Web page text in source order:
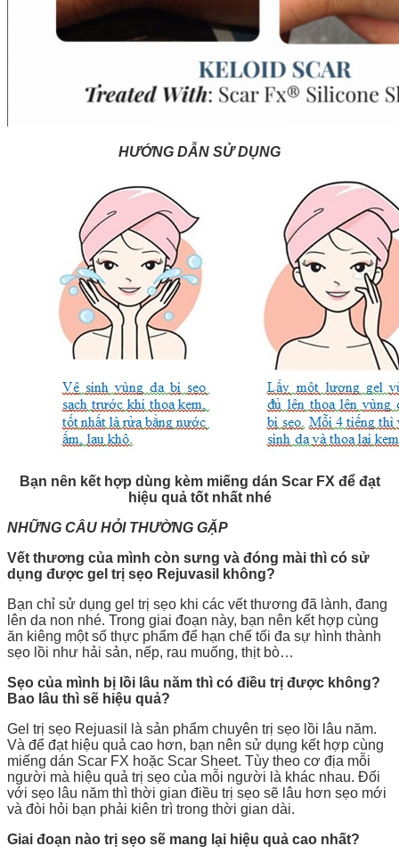
HƯỚNG DẪN SỬ DỤNG
Bạn nên kết hợp dùng kèm miếng dán Scar FX để đạt
hiệu quả tốt nhất nhé
NHỮNG CÂU HỎI THƯỜNG GẶP
Vết thương của mình còn sưng và đóng mài thì có sử
dụng được gel trị sẹo Rejuvasil không?
Bạn chỉ sử dụng gel trị sẹo khi các vết thương đã lành, đang
lên da non nhé. Trong giai đoạn này, bạn nên kết hợp cùng
ăn kiêng một số thực phẩm để hạn chế tối đa sự hình thành
sẹo lồi như hải sản, nếp, rau muống, thịt bò…
Sẹo của mình bị lồi lâu năm thì có điều trị được không?
Bao lâu thì sẽ hiệu quả?
Gel trị sẹo Rejuasil là sản phẩm chuyên trị sẹo lồi lâu năm.
Và để đạt hiệu quả cao hơn, bạn nên sử dụng kết hợp cùng
miếng dán Scar FX hoặc Scar Sheet. Tùy theo cơ địa mỗi
người mà hiệu quả trị sẹo của mỗi người là khác nhau. Đối
với sẹo lâu năm thì thời gian điều trị sẹo sẽ lâu hơn sẹo mới
và đòi hỏi bạn phải kiên trì trong thời gian dài.
Giai đoạn nào trị sẹo sẽ mang lại hiệu quả cao nhất?